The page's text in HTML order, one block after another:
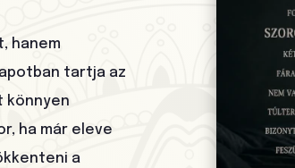
hanem
tartja az
könnyen
ha már eleve
a